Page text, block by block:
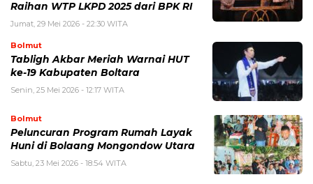
Raihan WTP LKPD 2025 dari BPK RI
Jumat, 29 Mei 2026 - 22:30 WITA
Bolmut
Tabligh Akbar Meriah Warnai HUT
ke-19 Kabupaten Boltara
Senin, 25 Mei 2026 - 12:17 WITA
Bolmut
Peluncuran Program Rumah Layak
Huni di Bolaang Mongondow Utara
Sabtu, 23 Mei 2026 - 18:54 WITA